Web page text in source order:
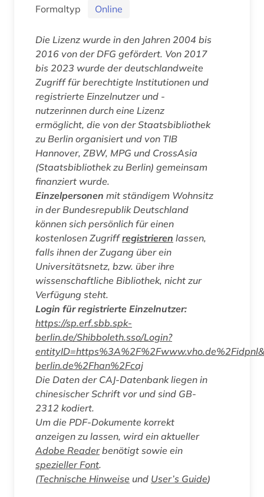
Formaltyp Online
Die Lizenz wurde in den Jahren 2004 bis
2016 von der DFG gefördert. Von 2017
bis 2023 wurde der deutschlandweite
Zugriff für berechtigte Institutionen und
registrierte Einzelnutzer und -
nutzerinnen durch eine Lizenz
ermöglicht, die von der Staatsbibliothek
zu Berlin organisiert und von TIB
Hannover, ZBW, MPG und CrossAsia
(Staatsbibliothek zu Berlin) gemeinsam
finanziert wurde.
Einzelpersonen mit ständigem Wohnsitz
in der Bundesrepublik Deutschland
können sich persönlich für einen
kostenlosen Zugriffregistrieren lassen,
falls ihnen der Zugang über ein
Universitätsnetz, bzw. über ihre
wissenschaftliche Bibliothek, nicht zur
Verfügung steht.
Login für registrierte Einzelnutzer:
https://sp.erf.sbb.spk-
berlin.de/Shibboleth.sso/Login?
berlin.de%2Fhan%2Fcaj
Die Daten der CAJ-Datenbank liegen in
chinesischer Schrift vor und sind GB-
2312 kodiert.
Um die PDF-Dokumente korrekt
anzeigen zu lassen, wird ein aktueller
Adobe Readerbenötigt sowie ein
spezieller Font.
(Technische Hinweise und User’s Guide)